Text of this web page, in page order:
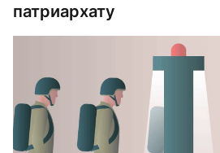
патриархату